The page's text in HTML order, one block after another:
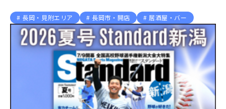
長岡・見附エリア 長岡市・開店 居酒屋・バー